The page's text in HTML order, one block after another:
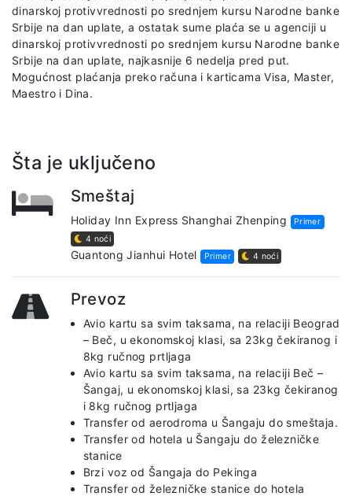
dinarskoj protivvrednosti po srednjem kursu Narodne banke
Srbije na dan uplate, a ostatak sume plaća se u agenciji u
dinarskoj protivvrednosti po srednjem kursu Narodne banke
Srbije na dan uplate, najkasnije 6 nedelja pred put.
Mogućnost plaćanja preko računa i karticama Visa, Master,
Maestro i Dina.
Šta je uključeno
Smeštaj
Holiday Inn Express Shanghai Zhenping
Primer
4 noći
Guantong Jianhui Hotel Primer 4 noći
Prevoz
Avio kartu sa svim taksama, na relaciji Beograd
– Beč, u ekonomskoj klasi, sa 23kg čekiranog i
8kg ručnog prtljaga
Avio kartu sa svim taksama, na relaciji Beč –
Šangaj, u ekonomskoj klasi, sa 23kg čekiranog
i 8kg ručnog prtljaga
Transfer od aerodroma u Šangaju do smeštaja.
Transfer od hotela u Šangaju do železničke
stanice
Brzi voz od Šangaja do Pekinga
Transfer od železničke stanice do hotela